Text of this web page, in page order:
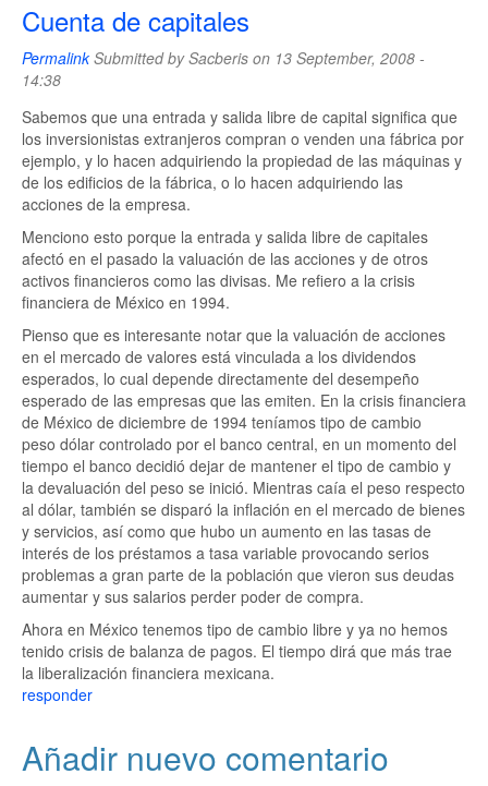
Cuenta de capitales
PermalinkSubmitted bySacberis on 13 September, 2008 -
14:38
Sabemos que una entrada y salida libre de capital significa que
los inversionistas extranjeros compran o venden una fábrica por
ejemplo, y lo hacen adquiriendo la propiedad de las máquinas y
de los edificios de la fábrica, o lo hacen adquiriendo las
acciones de la empresa.
Menciono esto porque la entrada y salida libre de capitales
afectó en el pasado la valuación de las acciones y de otros
activos financieros como las divisas. Me refiero a la crisis
financiera de México en 1994.
Pienso que es interesante notar que la valuación de acciones
en el mercado de valores está vinculada a los dividendos
esperados, lo cual depende directamente del desempeño
esperado de las empresas que las emiten. En la crisis financiera
de México de diciembre de 1994 teníamos tipo de cambio
peso dólar controlado por el banco central, en un momento del
tiempo el banco decidió dejar de mantener el tipo de cambio y
la devaluación del peso se inició. Mientras caía el peso respecto
al dólar, también se disparó la inflación en el mercado de bienes
y servicios, así como que hubo un aumento en las tasas de
interés de los préstamos a tasa variable provocando serios
problemas a gran parte de la población que vieron sus deudas
aumentar y sus salarios perder poder de compra.
Ahora en México tenemos tipo de cambio libre y ya no hemos
tenido crisis de balanza de pagos. El tiempo dirá que más trae
la liberalización financiera mexicana.
responder
Añadir nuevo comentario